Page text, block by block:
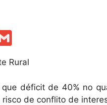
m
ai
l
Rural
déficit de 40% no
risco de conflito de